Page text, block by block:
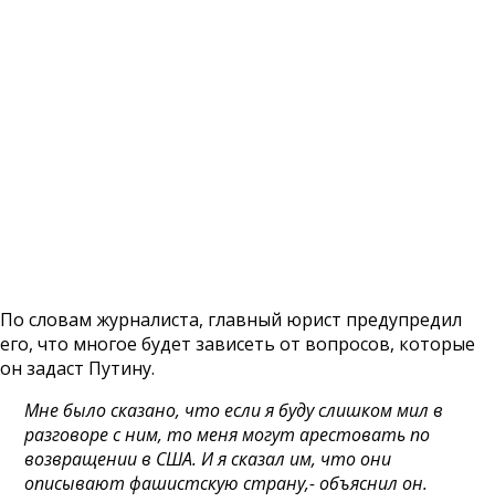
По словам журналиста, главный юрист предупредил
его, что многое будет зависеть от вопросов, которые
он задаст Путину.
Мне было сказано, что если я буду слишком мил в
разговоре с ним, то меня могут арестовать по
возвращении в США. И я сказал им, что они
описывают фашистскую страну,- объяснил он.